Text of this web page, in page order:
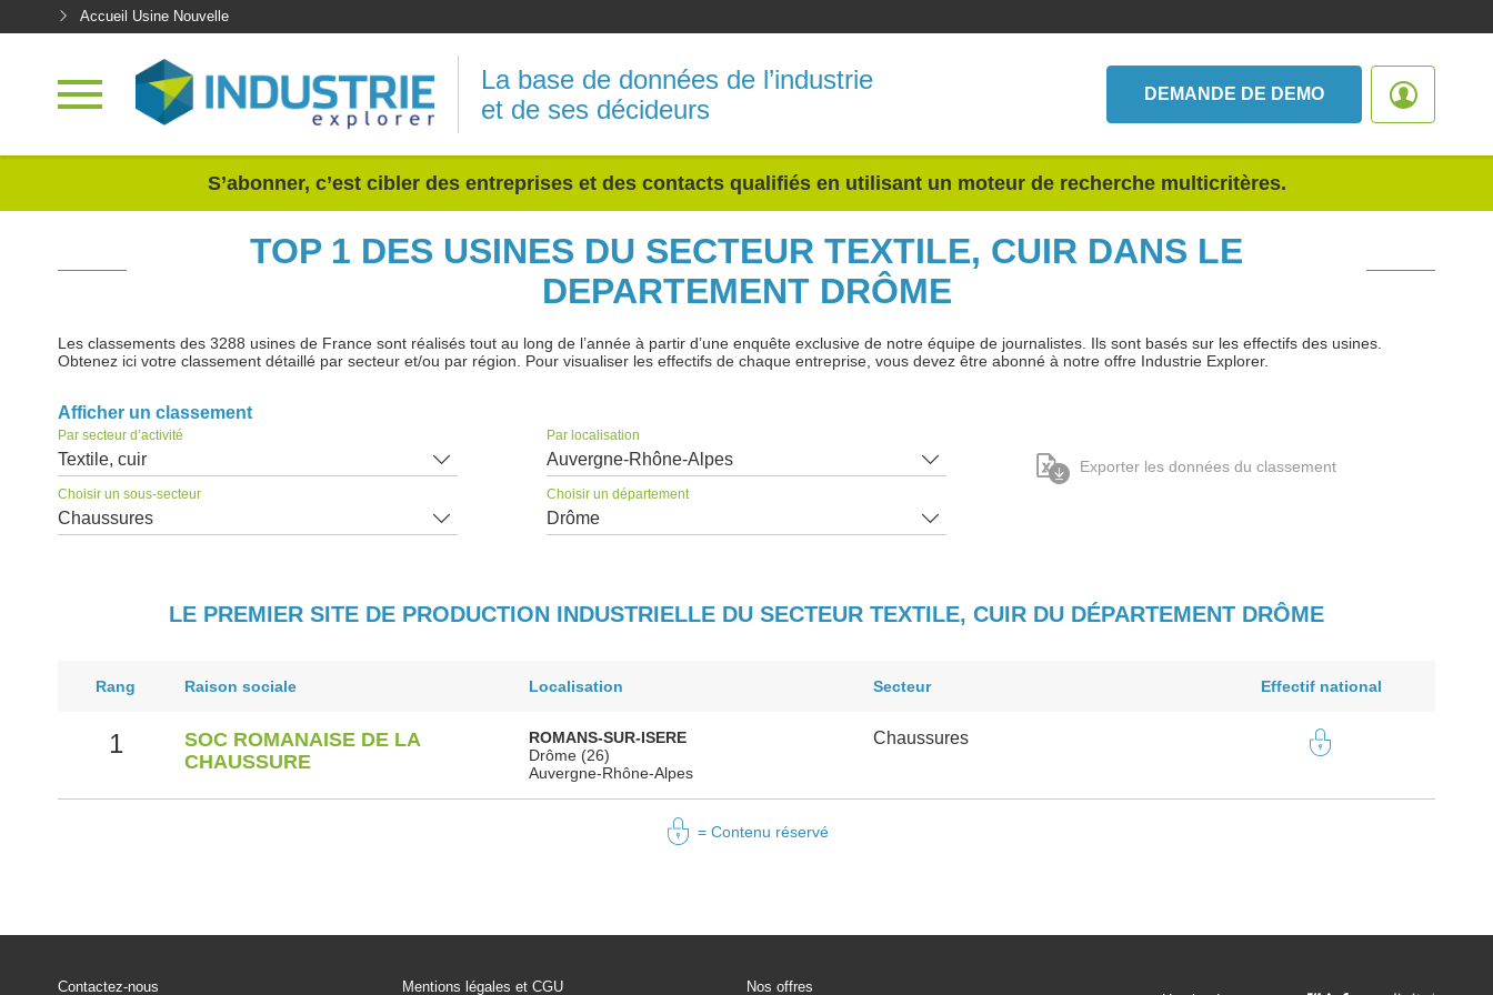
Accueil Usine Nouvelle
La base de données de l’industrie
et de ses décideurs
DEMANDE DE DEMO
S’abonner, c’est cibler des entreprises et des contacts qualifiés en utilisant un moteur de recherche multicritères.
TOP 1 DES USINES DU SECTEUR TEXTILE, CUIR DANS LE
DEPARTEMENT DRÔME
Les classements des 3288 usines de France sont réalisés tout au long de l’année à partir d’une enquête exclusive de notre équipe de journalistes. Ils sont basés sur les effectifs des usines.
Obtenez ici votre classement détaillé par secteur et/ou par région. Pour visualiser les effectifs de chaque entreprise, vous devez être abonné à notre offre Industrie Explorer.
Afficher un classement
Par secteur d’activité
Textile, cuir
Choisir un sous-secteur
Chaussures
Par localisation
Auvergne-Rhône-Alpes
Choisir un département
Drôme
Exporter les données du classement
LE PREMIER SITE DE PRODUCTION INDUSTRIELLE DU SECTEUR TEXTILE, CUIR DU DÉPARTEMENT DRÔME
Rang Raison sociale Localisation Secteur Effectif national
1
SOC ROMANAISE DE LA
CHAUSSURE
ROMANS-SUR-ISERE
Drôme (26)
Auvergne-Rhône-Alpes
Chaussures
= Contenu réservé
Contactez-nous Mentions légales et CGU Nos offres